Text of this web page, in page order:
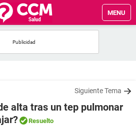
MENU
Siguiente Tema
alta tras un tep pulmonar
Resuelto